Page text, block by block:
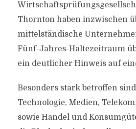
Thornton haben inzwischen
mittelständische
Fünf-Jahres-Haltezeitraum
ein deutlicher Hinweis auf
Besonders stark betroffen
Technologie, Medien,
sowie Handel und